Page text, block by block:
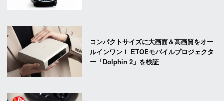
コンパクトサイズに大画面＆高画質をオー
ルインワン！ ETOEモバイルプロジェクタ
ー「Dolphin 2」を検証